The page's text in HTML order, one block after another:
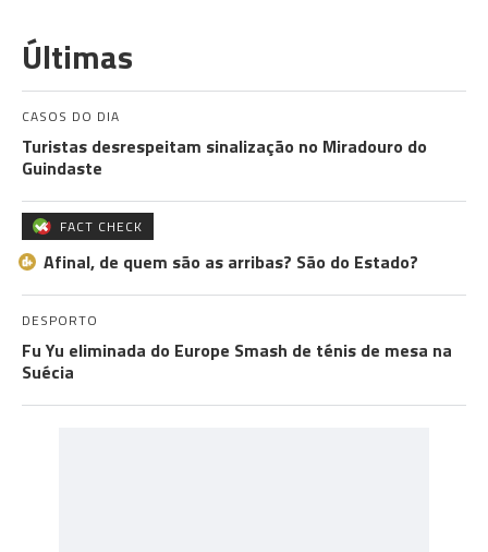
Últimas
CASOS DO DIA
Turistas desrespeitam sinalização no Miradouro do
Guindaste
FACT CHECK
Afinal, de quem são as arribas? São do Estado?
DESPORTO
Fu Yu eliminada do Europe Smash de ténis de mesa na
Suécia